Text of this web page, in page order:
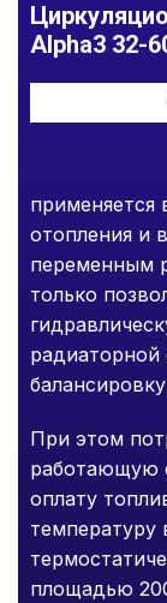
Alpha3 32-
применяется
отопления и
переменным
только
радиаторной
При этом
работающую
оплату
температуру
площадью